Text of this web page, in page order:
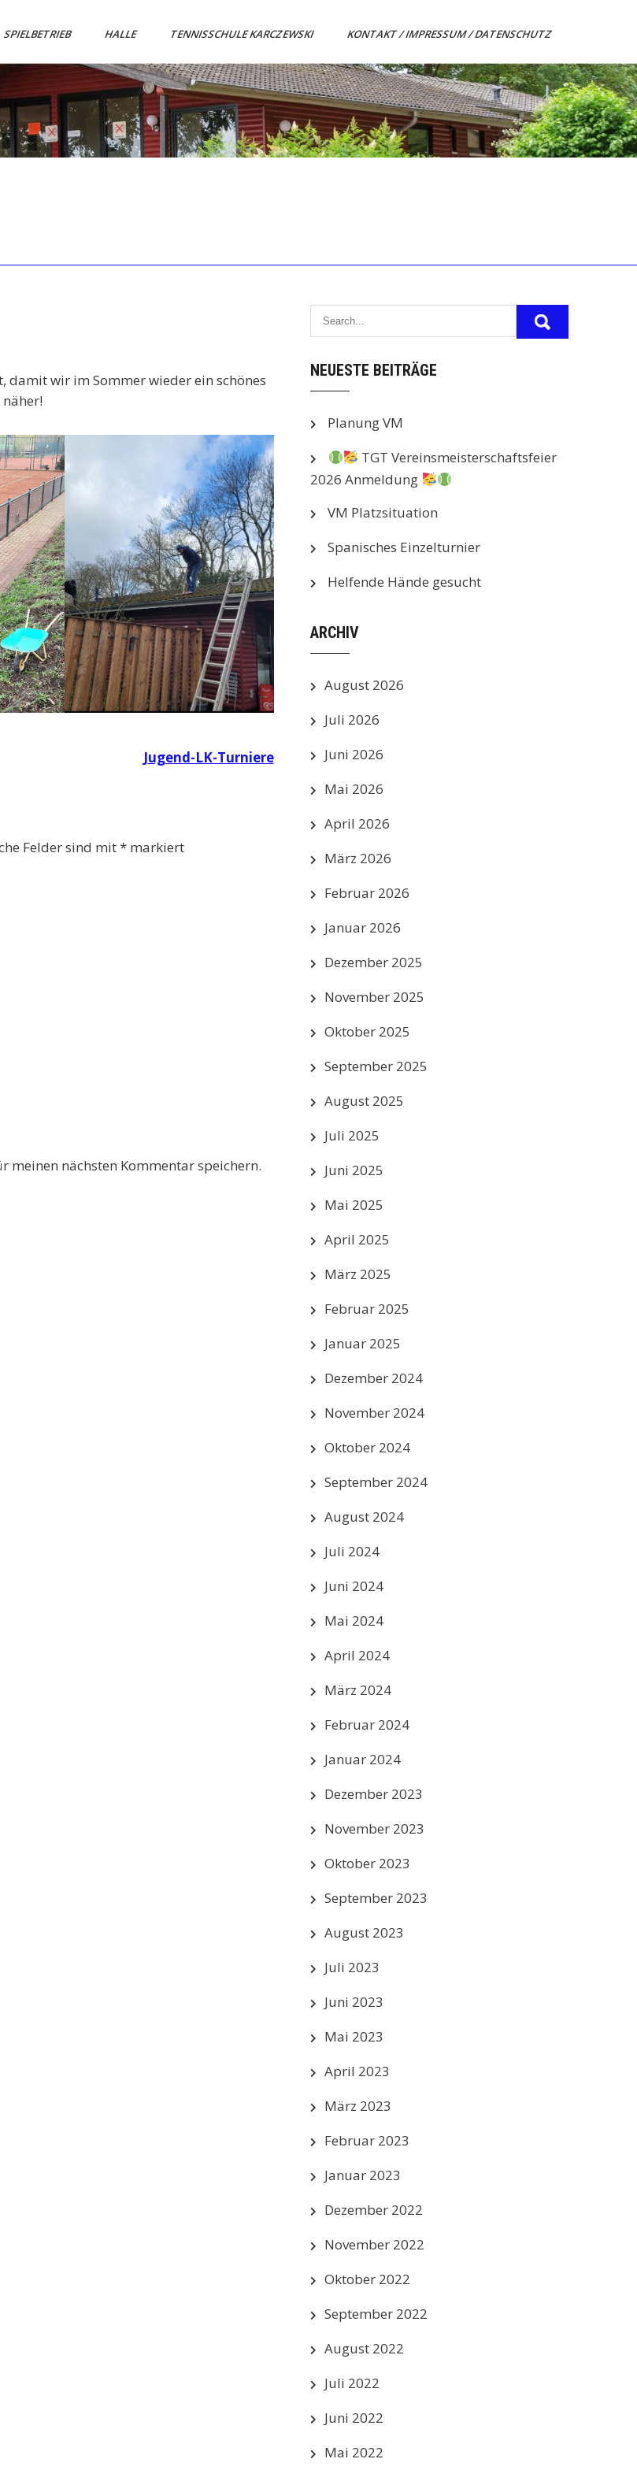
SPIELBETRIEB HALLE TENNISSCHULE KARCZEWSKI KONTAKT / IMPRESSUM / DATENSCHUTZ
damit wir im Sommer wieder ein schönes
Jugend-LK-Turniere
Felder sind mit* markiert
meinen nächsten Kommentar speichern.
NEUESTE BEITRÄGE
Planung VM
TGT Vereinsmeisterschaftsfeier
2026 Anmeldung
VM Platzsituation
Spanisches Einzelturnier
Helfende Hände gesucht
ARCHIV
August 2026
Juli 2026
Juni 2026
Mai 2026
April 2026
März 2026
Februar 2026
Januar 2026
Dezember 2025
November 2025
Oktober 2025
September 2025
August 2025
Juli 2025
Juni 2025
Mai 2025
April 2025
März 2025
Februar 2025
Januar 2025
Dezember 2024
November 2024
Oktober 2024
September 2024
August 2024
Juli 2024
Juni 2024
Mai 2024
April 2024
März 2024
Februar 2024
Januar 2024
Dezember 2023
November 2023
Oktober 2023
September 2023
August 2023
Juli 2023
Juni 2023
Mai 2023
April 2023
März 2023
Februar 2023
Januar 2023
Dezember 2022
November 2022
Oktober 2022
September 2022
August 2022
Juli 2022
Juni 2022
Mai 2022